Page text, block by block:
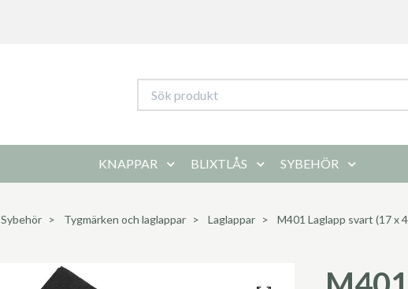
KNAPPAR BLIXTLÅS SYBEHÖR
Sybehör Tygmärken och laglappar Laglappar M401 Laglapp svart (17 x